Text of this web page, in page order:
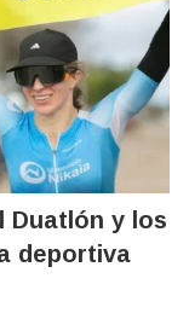
Duatlón y los
deportiva